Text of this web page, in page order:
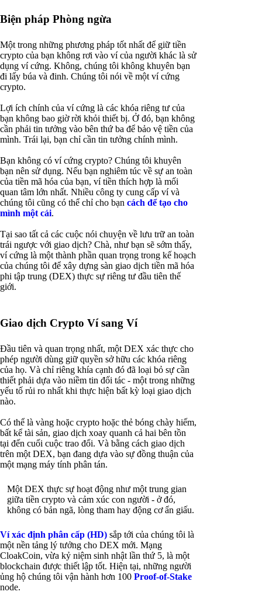
Biện pháp Phòng ngừa
Một trong những phương pháp tốt nhất để giữ tiền
crypto của bạn không rơi vào ví của người khác là sử
dụng ví cứng. Không, chúng tôi không khuyên bạn
đi lấy búa và đinh. Chúng tôi nói về một ví cứng
crypto.
Lợi ích chính của ví cứng là các khóa riêng tư của
bạn không bao giờ rời khỏi thiết bị. Ở đó, bạn không
cần phải tin tưởng vào bên thứ ba để bảo vệ tiền của
mình. Trái lại, bạn chỉ cần tin tưởng chính mình.
Bạn không có ví cứng crypto? Chúng tôi khuyên
bạn nên sử dụng. Nếu bạn nghiêm túc về sự an toàn
của tiền mã hóa của bạn, ví tiền thích hợp là mối
quan tâm lớn nhất. Nhiều công ty cung cấp ví và
chúng tôi cũng có thể chỉ cho bạn cách để tạo cho
mình một cái.
Tại sao tất cả các cuộc nói chuyện về lưu trữ an toàn
trái ngược với giao dịch? Chà, như bạn sẽ sớm thấy,
ví cứng là một thành phần quan trọng trong kế hoạch
của chúng tôi để xây dựng sàn giao dịch tiền mã hóa
phi tập trung (DEX) thực sự riêng tư đầu tiên thế
giới.
Giao dịch Crypto Ví sang Ví
Đầu tiên và quan trọng nhất, một DEX xác thực cho
phép người dùng giữ quyền sở hữu các khóa riêng
của họ. Và chỉ riêng khía cạnh đó đã loại bỏ sự cần
thiết phải dựa vào niềm tin đối tác - một trong những
yếu tố rủi ro nhất khi thực hiện bất kỳ loại giao dịch
nào.
Có thể là vàng hoặc crypto hoặc thẻ bóng chày hiếm,
bất kể tài sản, giao dịch xoay quanh cả hai bên tồn
tại đến cuối cuộc trao đổi. Và bằng cách giao dịch
trên một DEX, bạn đang dựa vào sự đồng thuận của
một mạng máy tính phân tán.
Một DEX thực sự hoạt động như một trung gian
giữa tiền crypto và cảm xúc con người - ở đó,
không có bản ngã, lòng tham hay động cơ ẩn giấu.
Ví xác định phân cấp (HD) sắp tới của chúng tôi là
một nền tảng lý tưởng cho DEX mới. Mạng
CloakCoin, vừa kỷ niệm sinh nhật lần thứ 5, là một
blockchain được thiết lập tốt. Hiện tại, những người
ủng hộ chúng tôi vận hành hơn 100 Proof-of-Stake
node.